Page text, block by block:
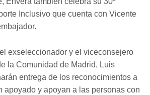
Inclusivo que cuenta con Vicente
exseleccionador y el viceconsejero
la Comunidad de Madrid, Luis
entrega de los reconocimientos a
apoyado y apoyan a las personas con